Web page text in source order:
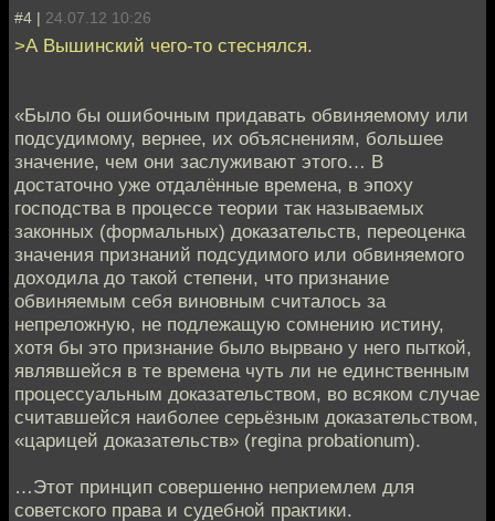
#4 | 24.07.12 10:26
>А Вышинский чего-то стеснялся.
«Было бы ошибочным придавать обвиняемому или
подсудимому, вернее, их объяснениям, большее
значение, чем они заслуживают этого… В
достаточно уже отдалённые времена, в эпоху
господства в процессе теории так называемых
законных (формальных) доказательств, переоценка
значения признаний подсудимого или обвиняемого
доходила до такой степени, что признание
обвиняемым себя виновным считалось за
непреложную, не подлежащую сомнению истину,
хотя бы это признание было вырвано у него пыткой,
являвшейся в те времена чуть ли не единственным
процессуальным доказательством, во всяком случае
считавшейся наиболее серьёзным доказательством,
«царицей доказательств» (regina probationum).
…Этот принцип совершенно неприемлем для
советского права и судебной практики.